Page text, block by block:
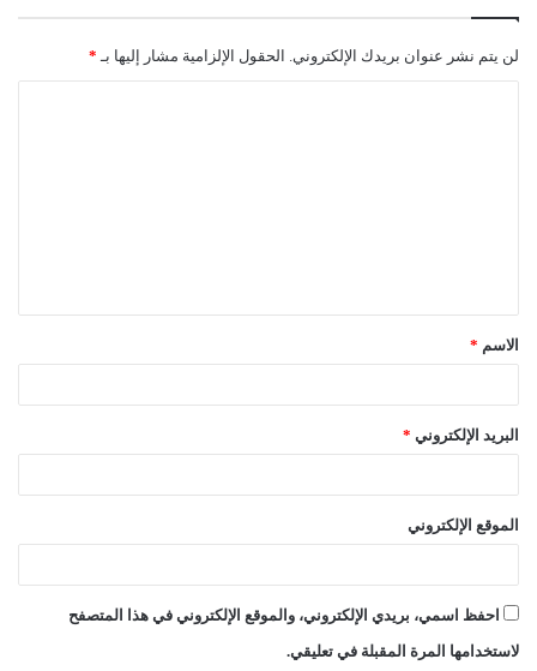
لن يتم نشر عنوان بريدك الإلكتروني. الحقول الإلزامية مشار إليها بـ *
ق
*الاسم *
البريد الإلكتروني *
الموقع الإلكتروني
احفظ اسمي، بريدي الإلكتروني، والموقع الإلكتروني في هذا المتصفح
لاستخدامها المرة المقبلة في تعليقي.